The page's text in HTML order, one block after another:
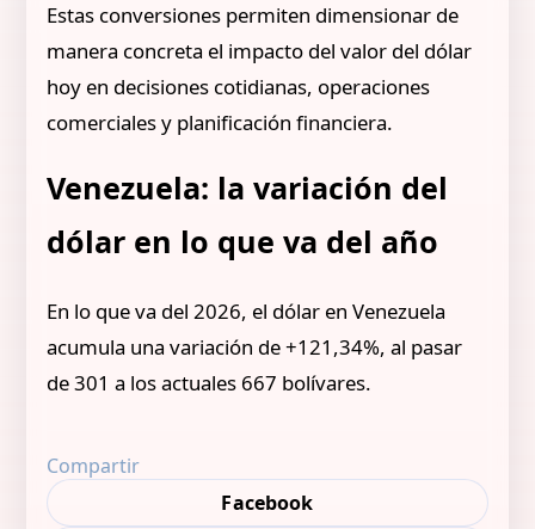
Estas conversiones permiten dimensionar de
manera concreta el impacto del valor del dólar
hoy en decisiones cotidianas, operaciones
comerciales y planificación financiera.
Venezuela: la variación del
dólar en lo que va del año
En lo que va del 2026, el dólar en Venezuela
acumula una variación de +121,34%, al pasar
de 301 a los actuales 667 bolívares.
Compartir
Facebook